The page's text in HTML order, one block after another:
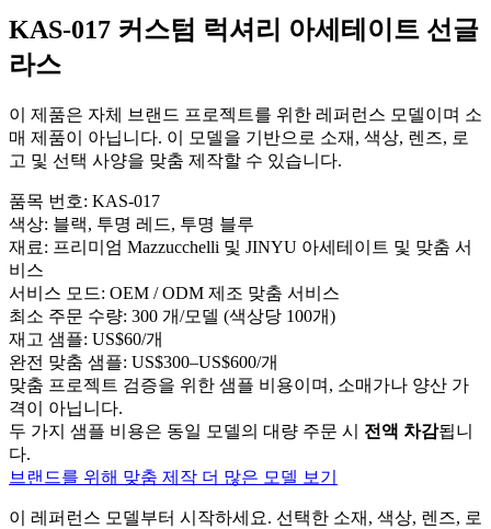
KAS-017 커스텀 럭셔리 아세테이트 선글
라스
이 제품은 자체 브랜드 프로젝트를 위한 레퍼런스 모델이며 소
매 제품이 아닙니다. 이 모델을 기반으로 소재, 색상, 렌즈, 로
고 및 선택 사양을 맞춤 제작할 수 있습니다.
품목 번호: KAS-017
색상: 블랙, 투명 레드, 투명 블루
재료: 프리미엄 Mazzucchelli 및 JINYU 아세테이트 및 맞춤 서
비스
서비스 모드: OEM / ODM 제조 맞춤 서비스
최소 주문 수량: 300 개/모델 (색상당 100개)
재고 샘플: US$60/개
완전 맞춤 샘플: US$300–US$600/개
맞춤 프로젝트 검증을 위한 샘플 비용이며, 소매가나 양산 가
격이 아닙니다.
두 가지 샘플 비용은 동일 모델의 대량 주문 시 전액 차감됩니
다.
브랜드를 위해 맞춤 제작 더 많은 모델 보기
이 레퍼런스 모델부터 시작하세요. 선택한 소재, 색상, 렌즈, 로